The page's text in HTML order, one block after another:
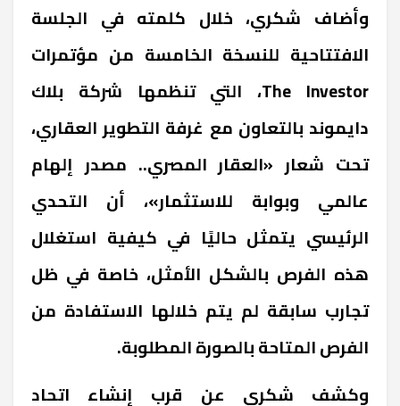
وأضاف شكري، خلال كلمته في الجلسة
الافتتاحية للنسخة الخامسة من مؤتمرات
The Investor، التي تنظمها شركة بلاك
دايموند بالتعاون مع غرفة التطوير العقاري،
تحت شعار «العقار المصري.. مصدر إلهام
عالمي وبوابة للاستثمار»، أن التحدي
الرئيسي يتمثل حاليًا في كيفية استغلال
هذه الفرص بالشكل الأمثل، خاصة في ظل
تجارب سابقة لم يتم خلالها الاستفادة من
الفرص المتاحة بالصورة المطلوبة.
وكشف شكري عن قرب إنشاء اتحاد